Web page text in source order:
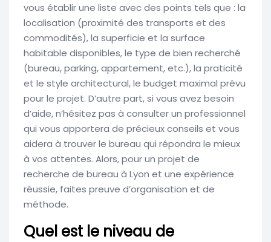
vous établir une liste avec des points tels que : la
localisation (proximité des transports et des
commodités), la superficie et la surface
habitable disponibles, le type de bien recherché
(bureau, parking, appartement, etc.), la praticité
et le style architectural, le budget maximal prévu
pour le projet. D’autre part, si vous avez besoin
d’aide, n’hésitez pas à consulter un professionnel
qui vous apportera de précieux conseils et vous
aidera à trouver le bureau qui répondra le mieux
à vos attentes. Alors, pour un projet de
recherche de bureau à Lyon et une expérience
réussie, faites preuve d’organisation et de
méthode.
Quel est le niveau de